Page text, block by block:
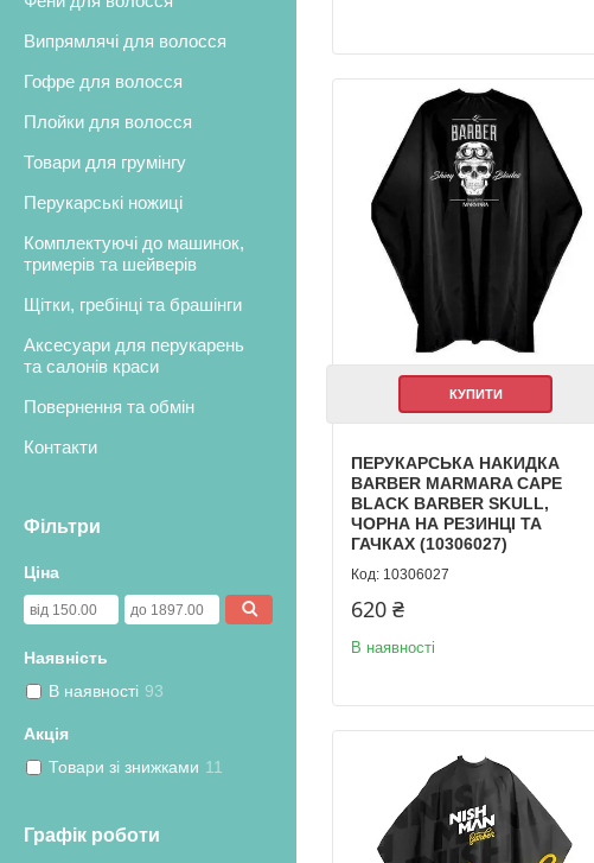
Випрямлячі для волосся
Гофре для волосся
Плойки для волосся
Товари для грумінгу
Перукарські ножиці
Комплектуючі до машинок,
тримерів та шейверів
Щітки, гребінці та брашінги
Аксесуари для перукарень
та салонів краси
Повернення та обмін
Контакти
Фільтри
Ціна
Наявність
В наявності 93
Акція
Товари зі знижками 11
Графік роботи
КУПИТИ
ПЕРУКАРСЬКА НАКИДКА
BARBER MARMARA CAPE
BLACK BARBER SKULL,
ЧОРНА НА РЕЗИНЦІ ТА
ГАЧКАХ (10306027)
10306027
620 ₴
В наявності